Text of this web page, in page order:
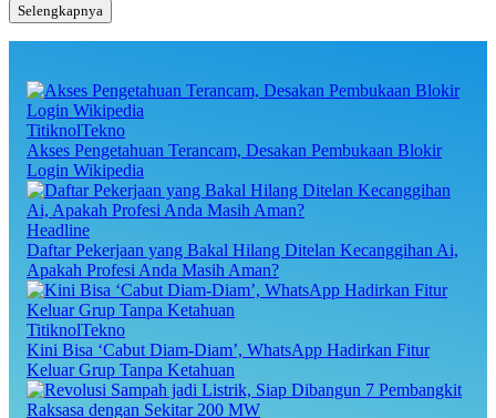
Selengkapnya
TitiknolTekno
Akses Pengetahuan Terancam, Desakan Pembukaan Blokir
Login Wikipedia
Headline
Daftar Pekerjaan yang Bakal Hilang Ditelan Kecanggihan Ai,
Apakah Profesi Anda Masih Aman?
TitiknolTekno
Kini Bisa ‘Cabut Diam-Diam’, WhatsApp Hadirkan Fitur
Keluar Grup Tanpa Ketahuan